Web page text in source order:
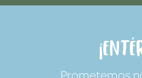
Prometemos